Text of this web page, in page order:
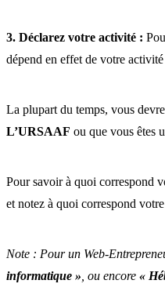
3. Déclarez votre activité :
dépend en effet de votre
La plupart du temps, vous
L’URSAAF ou que vous êtes
Pour savoir à quoi correspond
et notez à quoi correspond
Note : Pour un Web-
informatique » , ou encore «